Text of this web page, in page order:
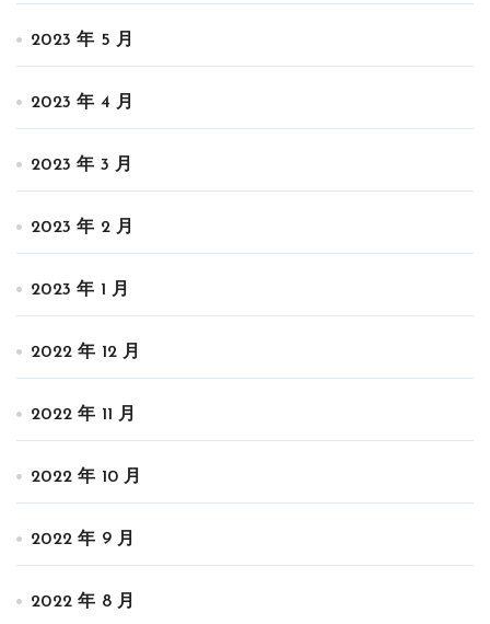
2023 年 5 月
2023 年 4 月
2023 年 3 月
2023 年 2 月
2023 年 1 月
2022 年 12 月
2022 年 11 月
2022 年 10 月
2022 年 9 月
2022 年 8 月